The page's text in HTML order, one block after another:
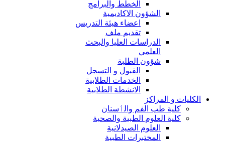
الخطط والبرامج
الشؤون الاكاديمية
اعضاء هيئة التدريس
تقديم ملف
الدراسات العليا والبحث
العلمي
شؤون الطلبة
القبول و التسجل
الخدمات الطلابية
الانشطة الطلابية
الكليات و المراكز
كلية طب الفم والٲسنان
كلية العلوم الطبية والصحية
العلوم الصيدلانية
المختبرات الطبية